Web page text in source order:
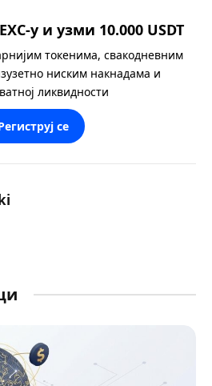
у и узми 10.000 USDT
токенима, свакодневним
ниским накнадама и
ликвидности
се